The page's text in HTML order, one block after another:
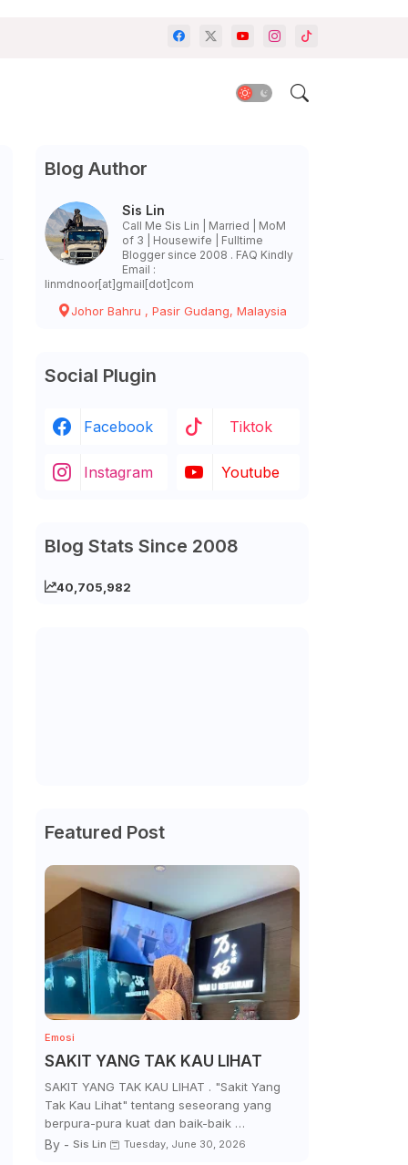
Blog Author
Sis Lin
Call Me Sis Lin | Married | MoM
of 3 | Housewife | Fulltime
Blogger since 2008 . FAQ Kindly
Email :
linmdnoor[at]gmail[dot]com
Johor Bahru , Pasir Gudang, Malaysia
Social Plugin
Facebook Tiktok
Instagram Youtube
Blog Stats Since 2008
40,705,982
Featured Post
Emosi
SAKIT YANG TAK KAU LIHAT
SAKIT YANG TAK KAU LIHAT . "Sakit Yang
Tak Kau Lihat" tentang seseorang yang
berpura-pura kuat dan baik-baik …
By - Sis Lin Tuesday, June 30, 2026